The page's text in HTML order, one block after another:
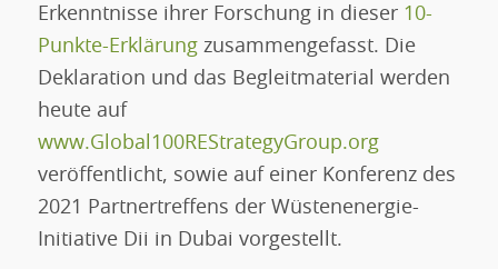
Erkenntnisse ihrer Forschung in dieser 10-
Punkte-Erklärungzusammengefasst. Die
Deklaration und das Begleitmaterial werden
heute auf
www.Global100REStrategyGroup.org
veröffentlicht, sowie auf einer Konferenz des
2021 Partnertreffens der Wüstenenergie-
Initiative Dii in Dubai vorgestellt.